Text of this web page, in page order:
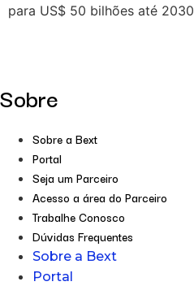
para US$ 50 bilhões até 2030
Sobre
Sobre a Bext
Portal
Seja um Parceiro
Acesso a área do Parceiro
Trabalhe Conosco
Dúvidas Frequentes
Sobre a Bext
Portal